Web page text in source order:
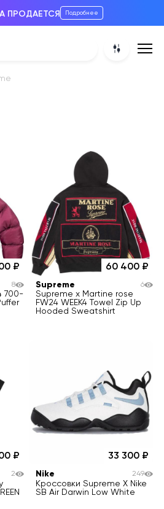
ПРОДАЕТСЯ Подробнее
700-
8
60 400
Supreme
Supreme x Martine rose
FW24 WEEK4 Towel Zip Up
Hooded Sweatshirt
6
2
33 300
Nike
Кроссовки Supreme X Nike
SB Air Darwin Low White
249